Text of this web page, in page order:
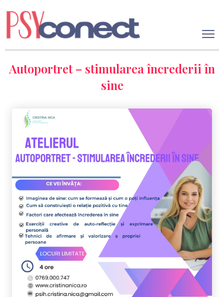
Autoportret – stimularea încrederii în
sine